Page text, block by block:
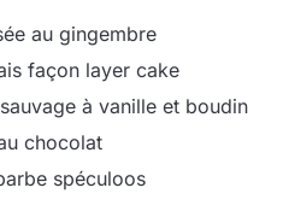
au gingembre
façon layer cake
à vanille et boudin
chocolat
spéculoos